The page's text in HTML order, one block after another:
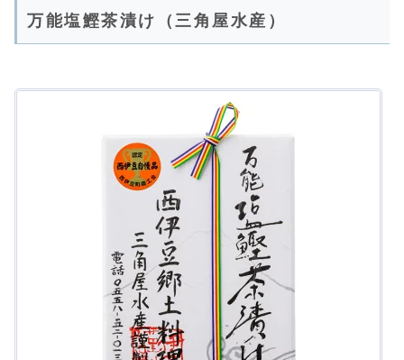
万能塩鰹茶漬け（三角屋水産）